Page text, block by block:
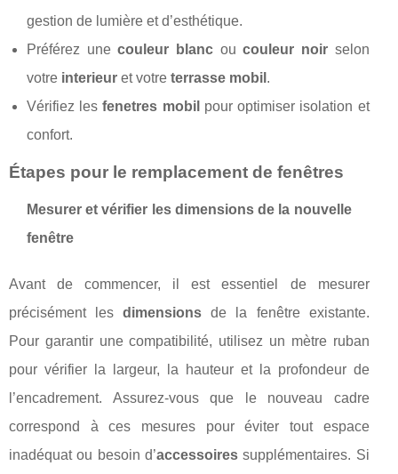
gestion de lumière et d’esthétique.
Préférez unecouleur blancoucouleur noirselon
votre interieur et votre terrasse mobil .
Vérifiez lesfenetres mobil pour optimiser isolation et
confort.
Étapes pour le remplacement de fenêtres
Mesurer et vérifier les dimensions de la nouvelle
fenêtre
Avant de commencer, il est essentiel de mesurer
précisément lesdimensions de la fenêtre existante.
Pour garantir une compatibilité, utilisez un mètre ruban
pour vérifier la largeur, la hauteur et la profondeur de
l’encadrement. Assurez-vous que le nouveau cadre
correspond à ces mesures pour éviter tout espace
inadéquat ou besoin d’accessoiressupplémentaires. Si